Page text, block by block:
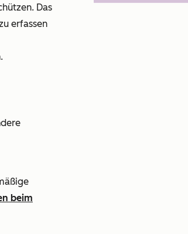
Das
erfassen
beim